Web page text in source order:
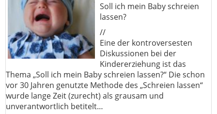
Soll ich mein Baby schreien
lassen?
//
Eine der kontroversesten
Diskussionen bei der
Kindererziehung ist das
Thema „Soll ich mein Baby schreien lassen?“ Die schon
vor 30 Jahren genutzte Methode des „Schreien lassen“
wurde lange Zeit (zurecht) als grausam und
unverantwortlich betitelt…